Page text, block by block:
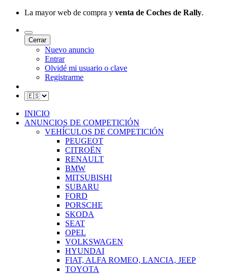
La mayor web de compra y venta de Coches de Rally.
Cerrar
Nuevo anuncio
Entrar
Olvidé mi usuario o clave
Registrarme
INICIO
ANUNCIOS DE COMPETICIÓN
VEHÍCULOS DE COMPETICIÓN
PEUGEOT
CITROËN
RENAULT
BMW
MITSUBISHI
SUBARU
FORD
PORSCHE
SKODA
SEAT
OPEL
VOLKSWAGEN
HYUNDAI
FIAT, ALFA ROMEO, LANCIA, JEEP
TOYOTA